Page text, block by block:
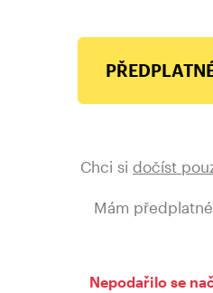
Chci si dočíst
Mám
Nepodařilo se